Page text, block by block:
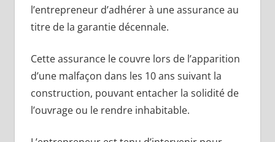
l’entrepreneur d’adhérer à une assurance au
titre de la garantie décennale.
Cette assurance le couvre lors de l’apparition
d’une malfaçon dans les 10 ans suivant la
construction, pouvant entacher la solidité de
l’ouvrage ou le rendre inhabitable.